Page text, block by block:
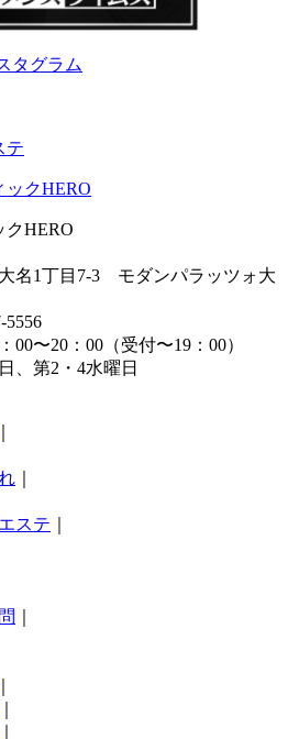
クHERO
名1丁目7-3 モダンパラッツォ大
5556
00〜20：00（受付〜19：00）
、第2・4水曜日
ステ